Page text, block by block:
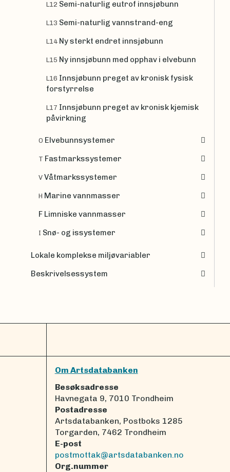
L12 Semi-naturlig eutrof innsjøbunn
L13 Semi-naturlig vannstrand-eng
L14 Ny sterkt endret innsjøbunn
L15 Ny innsjøbunn med opphav i elvebunn
L16 Innsjøbunn preget av kronisk fysisk
forstyrrelse
L17 Innsjøbunn preget av kronisk kjemisk
påvirkning
O Elvebunnsystemer
T Fastmarkssystemer
V Våtmarkssystemer
H Marine vannmasser
F Limniske vannmasser
I Snø- og issystemer
Lokale komplekse miljøvariabler
Beskrivelsessystem
Om Artsdatabanken
Besøksadresse
Havnegata 9, 7010 Trondheim
Postadresse
Artsdatabanken, Postboks 1285
Torgarden, 7462 Trondheim
E-post
postmottak@artsdatabanken.no
Org.nummer